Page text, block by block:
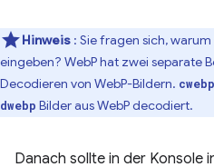
Hinweis : Sie fragen sich, warum
eingeben? WebP hat zwei separate
Decodieren von WebP-Bildern. cwebp
dwebp Bilder aus WebP decodiert.
Danach sollte in der Konsole